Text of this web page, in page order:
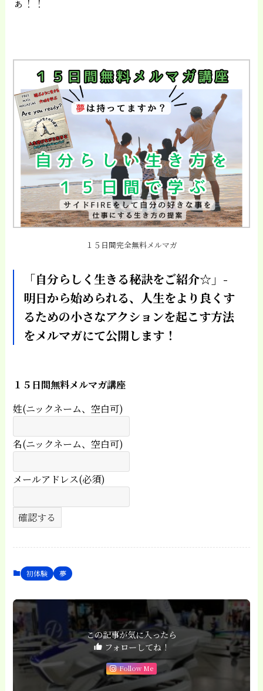
１５日間完全無料メルマガ
「自分らしく生きる秘訣をご紹介☆」-
明日から始められる、人生をより良くす
るための小さなアクションを起こす方法
をメルマガにて公開します！
１５日間無料メルマガ講座
姓(ニックネーム、空白可)
名(ニックネーム、空白可)
メールアドレス(必須)
初体験 夢
この記事が気に入ったら
フォローしてね！
Follow Me